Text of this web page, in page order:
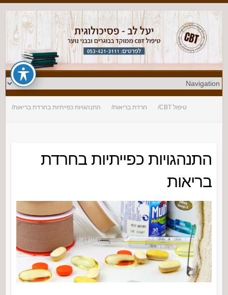
טיפול CBT חרדת בריאות התנהגויות כפייתיות בחרדת בריאות
התנהגויות כפייתיות בחרדת
בריאות